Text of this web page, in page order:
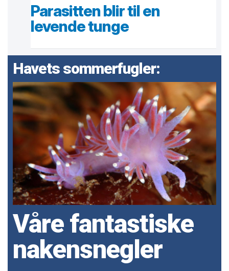
Parasitten blir til en
levende tunge
Havets sommerfugler:
Våre fantastiske
nakensnegler